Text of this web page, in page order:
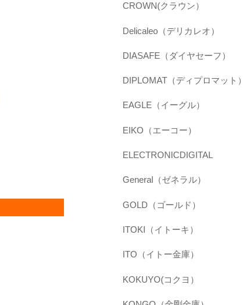
CROWN(クラウン）
Delicaleo（デリカレオ）
DIASAFE（ダイヤセーフ）
DIPLOMAT（ディプロマット）
EAGLE（イーグル）
EIKO（エーコー）
ELECTRONICDIGITAL
General（ゼネラル）
GOLD（ゴールド）
ITOKI（イトーキ）
ITO（イトー金庫）
KOKUYO(コクヨ）